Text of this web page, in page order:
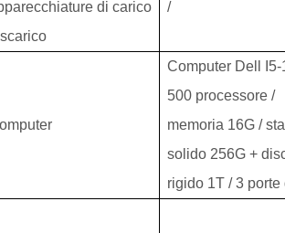
di carico
/
Computer Dell I5-
500 processore /
memoria 16G /
solido 256G +
rigido 1T / 3 porte